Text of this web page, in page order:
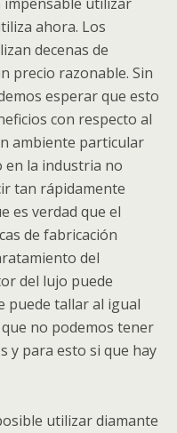
ahora. Los
decenas de
precio razonable. Sin
esperar que esto
con respecto al
ambiente particular
en la industria no
tan rápidamente
es verdad que el
de fabricación
del
del lujo puede
puede tallar al igual
no podemos tener
y para esto si que hay
utilizar diamante